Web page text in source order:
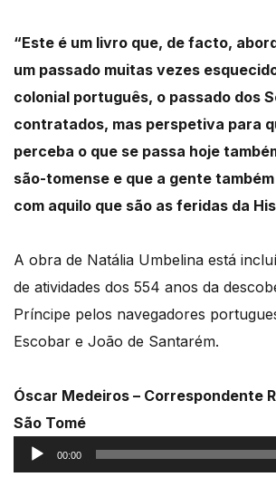
“Este é um livro que, de facto,
um passado muitas vezes
colonial português, o passado dos
contratados, mas perspetiva para
perceba o que se passa hoje
são-tomense e que a gente
com aquilo que são as feridas da
A obra de Natália Umbelina está
de atividades dos 554 anos da
Príncipe pelos navegadores
Escobar e João de Santarém.
Óscar Medeiros – Correspondente
São Tomé
Reprodutor
00:00